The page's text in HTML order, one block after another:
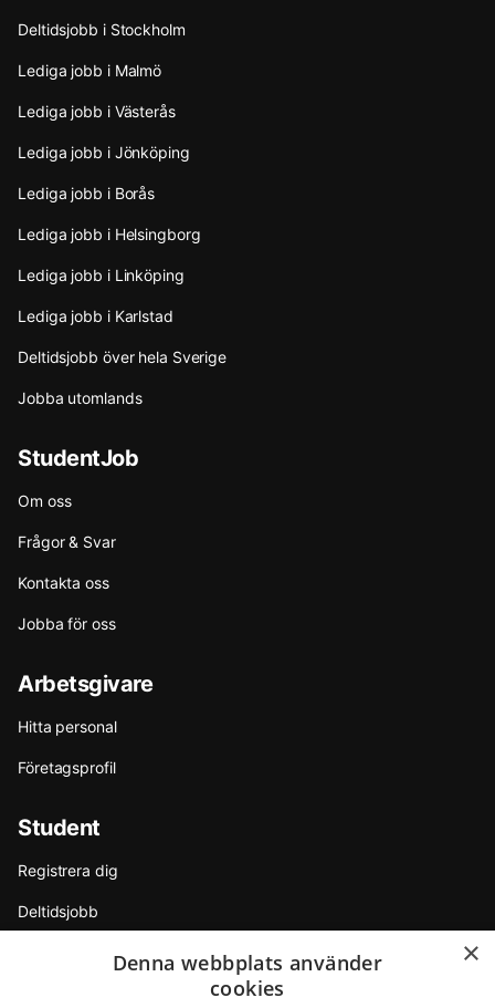
Deltidsjobb i Stockholm
Lediga jobb i Malmö
Lediga jobb i Västerås
Lediga jobb i Jönköping
Lediga jobb i Borås
Lediga jobb i Helsingborg
Lediga jobb i Linköping
Lediga jobb i Karlstad
Deltidsjobb över hela Sverige
Jobba utomlands
StudentJob
Om oss
Frågor & Svar
Kontakta oss
Jobba för oss
Arbetsgivare
Hitta personal
Företagsprofil
Student
Registrera dig
Deltidsjobb
×
Denna webbplats använder
cookies